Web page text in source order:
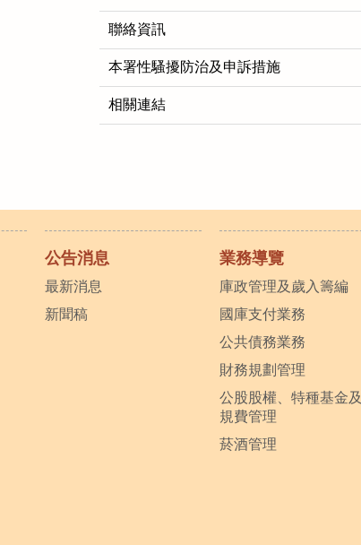
聯絡資訊
本署性騷擾防治及申訴措施
相關連結
公告消息
最新消息
新聞稿
業務導覽
庫政管理及歲入籌編
國庫支付業務
公共債務業務
財務規劃管理
公股股權、特種基金及
規費管理
菸酒管理